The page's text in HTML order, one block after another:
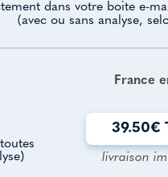
dans votre boite e-
(avec ou sans analyse,
France
39.50€
livraison